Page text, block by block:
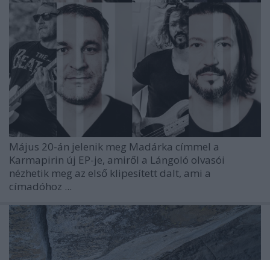
Május 20-án jelenik meg Madárka címmel a
Karmapirin új EP-je, amiről a Lángoló olvasói
nézhetik meg az első klipesített dalt, ami a
címadóhoz ...